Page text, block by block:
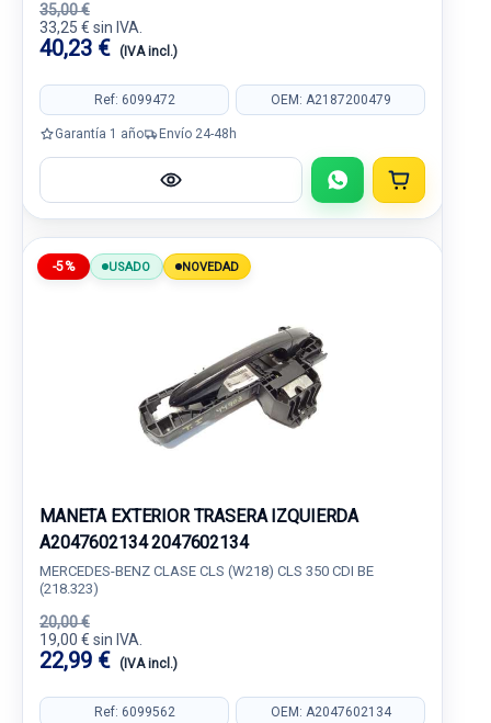
35,00 €
33,25 € sin IVA.
40,23 € (IVA incl.)
Ref: 6099472 OEM: A2187200479
Garantía 1 año Envío 24-48h
-5% USADO NOVEDAD
MANETA EXTERIOR TRASERA IZQUIERDA
A2047602134 2047602134
MERCEDES-BENZ CLASE CLS (W218) CLS 350 CDI BE
(218.323)
20,00 €
19,00 € sin IVA.
22,99 € (IVA incl.)
Ref: 6099562 OEM: A2047602134